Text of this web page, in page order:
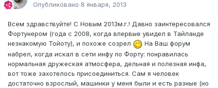
Опубликовано 8 января, 2013
Всем здравствуйте! С Новым 2013м.г.! Давно заинтересовался
Фортунером (года с 2008, когда впервые увидел в Тайланде
незнакомую Тойоту), и похоже созрел
На Ваш форум
набрел, когда искал в сети инфу по Форту: понравилась
нормальная дружеская атмосфера, дельная и полезная инфа,
вот тоже захотелось присоединиться. Сам я человек
достаточно взрослый, машинки у меня были и есть разные (но